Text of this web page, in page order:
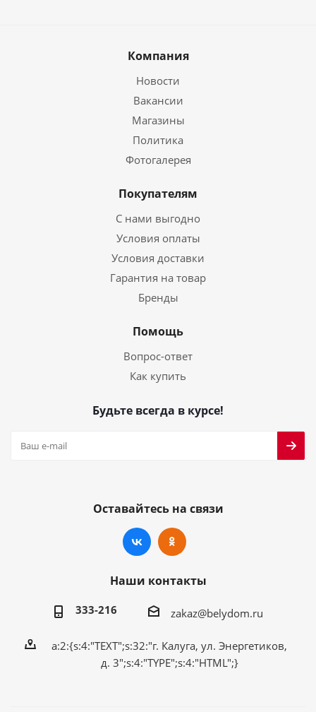
Компания
Новости
Вакансии
Магазины
Политика
Фотогалерея
Покупателям
С нами выгодно
Условия оплаты
Условия доставки
Гарантия на товар
Бренды
Помощь
Вопрос-ответ
Как купить
Будьте всегда в курсе!
Оставайтесь на связи
Наши контакты
333-216 zakaz@belydom.ru
a:2:{s:4:"TEXT";s:32:"г. Калуга, ул. Энергетиков,
д. 3";s:4:"TYPE";s:4:"HTML";}